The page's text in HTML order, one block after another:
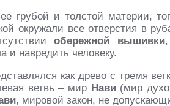
грубой и толстой материи,
окружали все отверстия в
обережной вышивки,
и навредить человеку.
как древо с тремя
ветвь – мир Нави(мир
, мировой закон, не